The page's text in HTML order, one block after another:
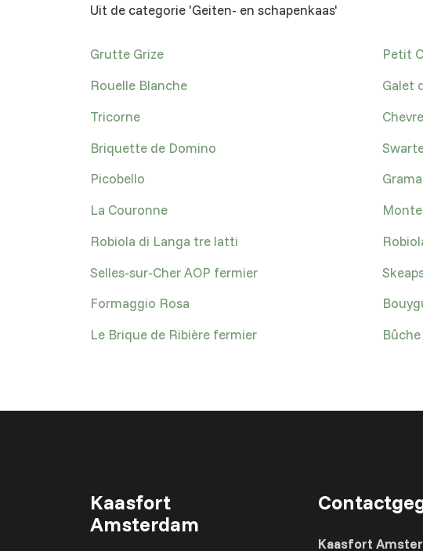
Uit de categorie 'Geiten- en schapenkaas'
Grutte Grize Petit
Rouelle Blanche
Galet
Tricorne
Briquette de Domino
Picobello
La Couronne
Robiola di Langa tre latti
Selles-sur-Cher AOP fermier
Formaggio Rosa
Le Brique de Ribière fermier
Bûche
Kaasfort
Amsterdam
Kaasfort